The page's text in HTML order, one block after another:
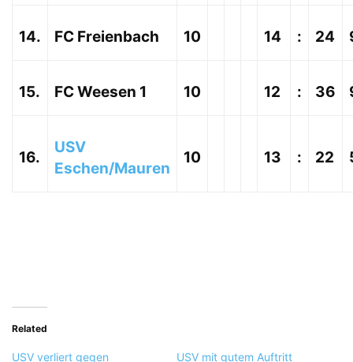
14. FC Freienbach 10 14 : 24
15. FC Weesen 1 10 12 : 36
16.
USV
Eschen/Mauren
10 13 : 22
Related
USV verliert gegen
USV mit gutem Auftritt